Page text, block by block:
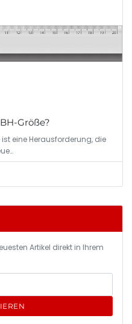
Größe?
eine Herausforderung, die
Artikel direkt in Ihrem